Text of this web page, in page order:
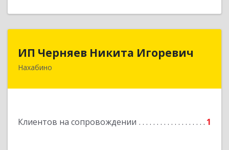
ИП Черняев Никита Игоревич
Нахабино
Клиентов на сопровождении 1
143430, Московская обл, Красногорский р-н,
Подробнее